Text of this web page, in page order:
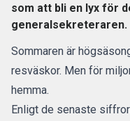
som att bli en lyx för
generalsekreteraren.
Sommaren är
resväskor. Men för
hemma.
Enligt de senaste